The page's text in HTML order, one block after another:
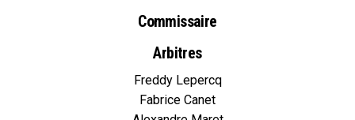
Commissaire
Arbitres
Freddy Lepercq
Fabrice Canet